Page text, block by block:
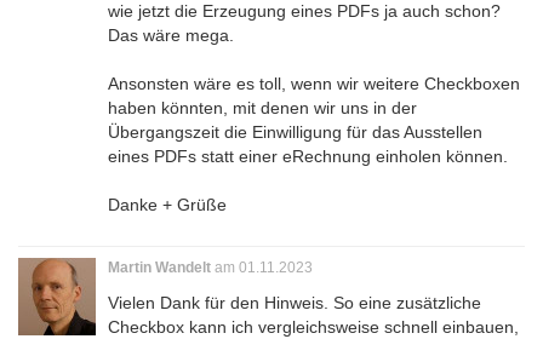
wie jetzt die Erzeugung eines PDFs ja auch schon?
Das wäre mega.
Ansonsten wäre es toll, wenn wir weitere Checkboxen
haben könnten, mit denen wir uns in der
Übergangszeit die Einwilligung für das Ausstellen
eines PDFs statt einer eRechnung einholen können.
Danke + Grüße
Martin Wandelt am 01.11.2023
Vielen Dank für den Hinweis. So eine zusätzliche
Checkbox kann ich vergleichsweise schnell einbauen,